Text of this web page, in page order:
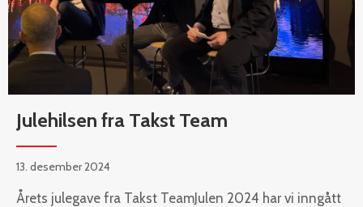
Julehilsen fra Takst Team
13. desember 2024
Årets julegave fra Takst TeamJulen 2024 har vi inngått